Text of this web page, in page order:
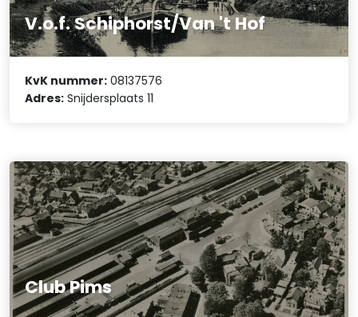
V.o.f. Schiphorst/Van 't Hof
KvK nummer: 08137576
Adres: Snijdersplaats 11
Club Pims